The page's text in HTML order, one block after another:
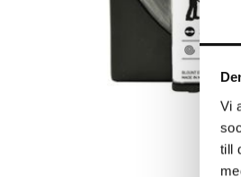
Vi
till